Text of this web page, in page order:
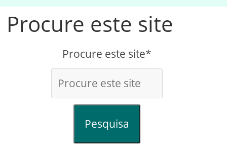
Procure este site
Procure este site*
Pesquisa